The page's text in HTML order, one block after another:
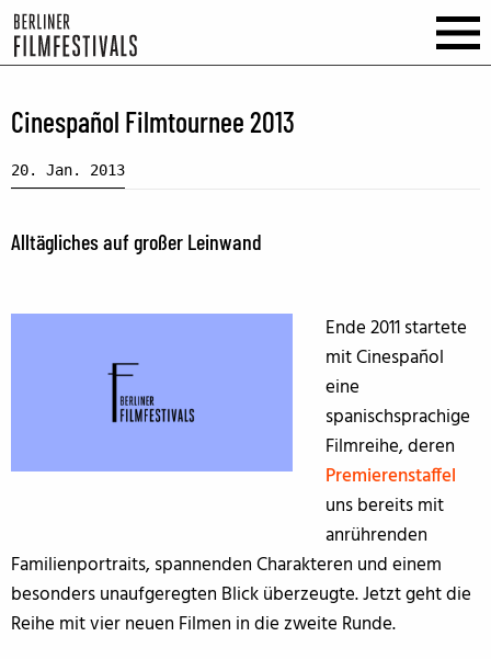
Cinespañol Filmtournee 2013
20. Jan. 2013
Alltägliches auf großer Leinwand
Ende 2011 startete
mit Cinespañol
eine
spanischsprachige
Filmreihe, deren
Premierenstaffel
uns bereits mit
anrührenden
Familienportraits, spannenden Charakteren und einem
besonders unaufgeregten Blick überzeugte. Jetzt geht die
Reihe mit vier neuen Filmen in die zweite Runde.